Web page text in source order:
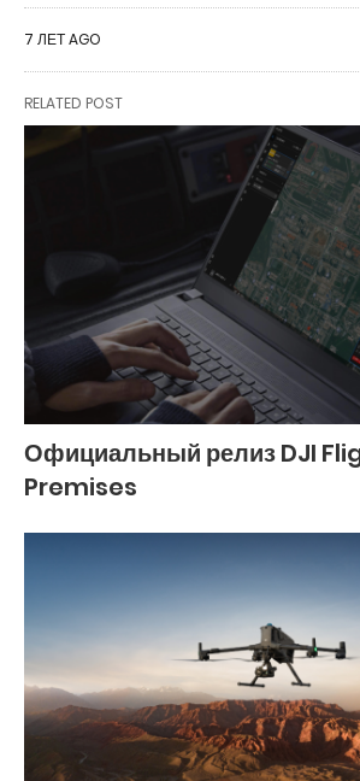
7 ЛЕТ AGO
RELATED POST
Официальный релиз DJI
Premises